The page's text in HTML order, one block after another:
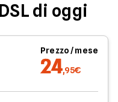
di oggi
Prezzo / mese
24,95€